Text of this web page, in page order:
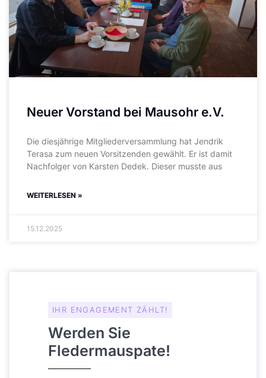
Neuer Vorstand bei Mausohr e.V.
Die diesjährige Mitgliederversammlung hat Jendrik
Terasa zum neuen Vorsitzenden gewählt. Er ist damit
Nachfolger von Karsten Dedek. Dieser musste aus
WEITERLESEN »
15.12.2025
IHR ENGAGEMENT ZÄHLT!
Werden Sie
Fledermauspate!